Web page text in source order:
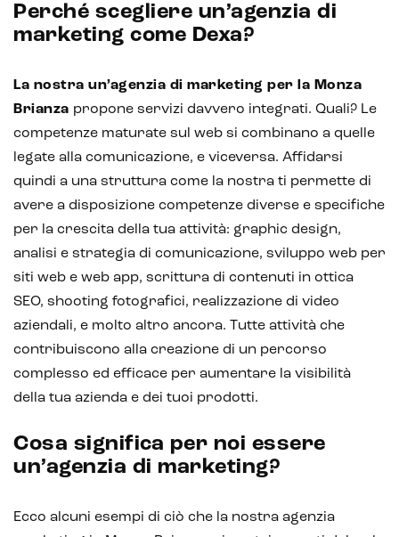
Perché scegliere un’agenzia di
marketing come Dexa?
La nostra un’agenzia di marketing per la Monza
Brianza propone servizi davvero integrati. Quali? Le
competenze maturate sul web si combinano a quelle
legate alla comunicazione, e viceversa. Affidarsi
quindi a una struttura come la nostra ti permette di
avere a disposizione competenze diverse e specifiche
per la crescita della tua attività: graphic design,
analisi e strategia di comunicazione, sviluppo web per
siti web e web app, scrittura di contenuti in ottica
SEO, shooting fotografici, realizzazione di video
aziendali, e molto altro ancora. Tutte attività che
contribuiscono alla creazione di un percorso
complesso ed efficace per aumentare la visibilità
della tua azienda e dei tuoi prodotti.
Cosa significa per noi essere
un’agenzia di marketing?
Ecco alcuni esempi di ciò che la nostra agenzia